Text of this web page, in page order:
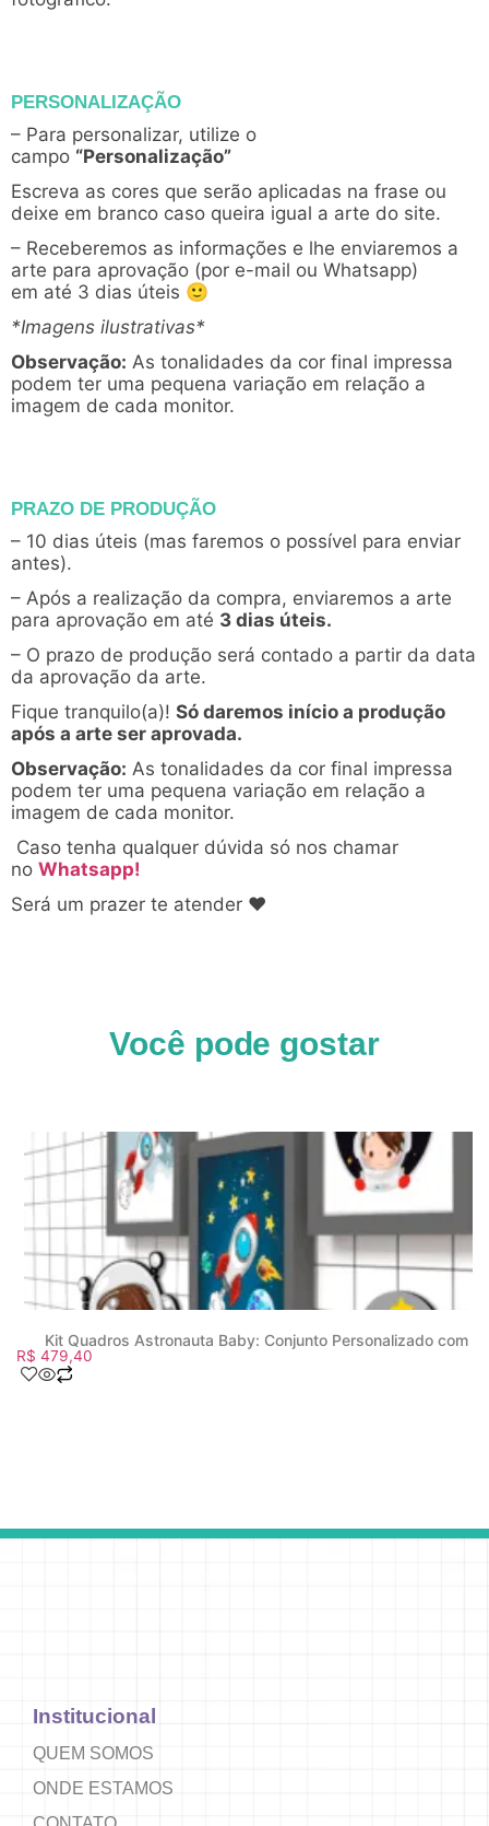
PERSONALIZAÇÃO
– Para personalizar, utilize o
campo “Personalização”
Escreva as cores que serão aplicadas na frase ou
deixe em branco caso queira igual a arte do site.
– Receberemos as informações e lhe enviaremos a
arte para aprovação (por e-mail ou Whatsapp)
em até 3 dias úteis 🙂
*Imagens ilustrativas*
Observação: As tonalidades da cor final impressa
podem ter uma pequena variação em relação a
imagem de cada monitor.
PRAZO DE PRODUÇÃO
– 10 dias úteis (mas faremos o possível para enviar
antes).
– Após a realização da compra, enviaremos a arte
para aprovação em até 3 dias úteis.
– O prazo de produção será contado a partir da data
da aprovação da arte.
Fique tranquilo(a)! Só daremos início a produção
após a arte ser aprovada.
Observação: As tonalidades da cor final impressa
podem ter uma pequena variação em relação a
imagem de cada monitor.
Caso tenha qualquer dúvida só nos chamar
no Whatsapp!
Será um prazer te atender ♥
Você pode gostar
Kit Quadros Astronauta Baby: Conjunto Personalizado com 6
R$ 479,40
Institucional
QUEM SOMOS
ONDE ESTAMOS